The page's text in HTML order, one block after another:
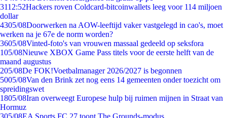
3112:52Hackers roven Coldcard-bitcoinwallets leeg voor 114 miljoen
dollar
4305/08Doorwerken na AOW-leeftijd vaker vastgelegd in cao's, moet
werken na je 67e de norm worden?
3605/08Vinted-foto's van vrouwen massaal gedeeld op seksfora
105/08Nieuwe XBOX Game Pass titels voor de eerste helft van de
maand augustus
205/08De FOK!Voetbalmanager 2026/2027 is begonnen
5005/08Van den Brink zet nog eens 14 gemeenten onder toezicht om
spreidingswet
1805/08Iran overweegt Europese hulp bij ruimen mijnen in Straat van
Hormuz
305/08EA Sports FC 27 toont The Grounds-modus